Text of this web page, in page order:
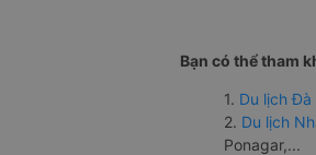
Bạn có thể tham
1. Du lịch Đà
2. Du lịch
Ponagar,...